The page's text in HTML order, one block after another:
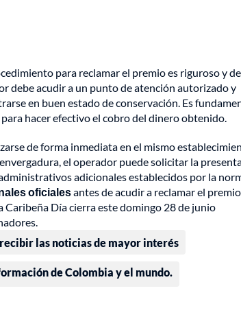
para reclamar el premio es riguroso y
debe acudir a un punto de atención autorizado y
en buen estado de conservación. Es
hacer efectivo el cobro del dinero obtenido.
de forma inmediata en el mismo
el operador puede solicitar la
adicionales establecidos por la
oficialesantes de acudir a reclamar el
Día cierra este domingo 28 de junio
las noticias de mayor interés
de Colombia y el mundo.